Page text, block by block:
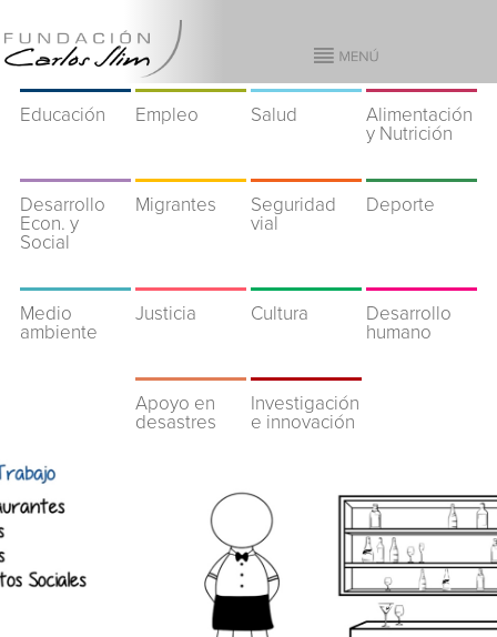
Educación Empleo Salud
Alimentación
y Nutrición
Desarrollo
Econ. y
Social
Migrantes
Seguridad
vial
Deporte
Medio
ambiente
Justicia Cultura
Desarrollo
humano
Apoyo en
desastres
Investigación
e innovación